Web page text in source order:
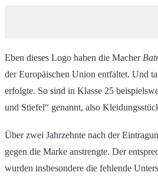
Eben dieses Logo haben die Macher
der Europäischen Union entfaltet. Und
erfolgte. So sind in Klasse 25
und Stiefel“ genannt, also
Über zwei Jahrzehnte nach der
gegen die Marke anstrengte. Der
wurden insbesondere die fehlende